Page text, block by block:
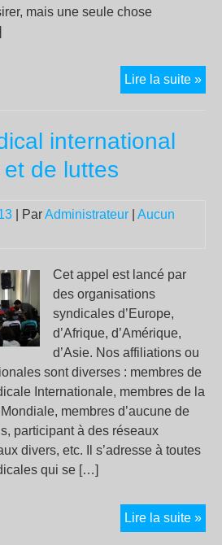
mais une seule chose
Lire la suite »
international
de luttes
| ParAdministrateur
Aucun
Cet appel est lancé par
des organisations
syndicales d’Europe,
d’Afrique, d’Amérique,
d’Asie. Nos affiliations ou
sont diverses : membres de
Internationale, membres de la
membres d’aucune de
participant à des réseaux
divers, etc. Il s’adresse à toutes
qui se […]
Lire la suite »